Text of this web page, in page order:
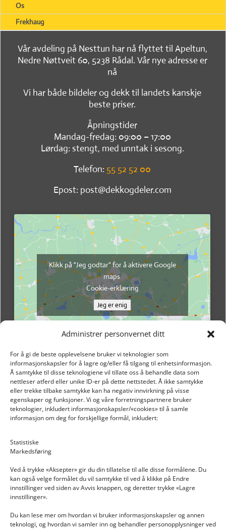
Administrer personvernet ditt
For å gi de beste opplevelsene bruker vi teknologier som
informasjonskapsler for å lagre og/eller få tilgang til enhetsinformasjon.
Å samtykke til disse teknologiene vil tillate oss å behandle data som
nettleser atferd eller unike ID-er på dette nettstedet. Å ikke samtykke
eller trekke tilbake samtykke kan ha negativ innvirkning på visse
egenskaper og funksjoner. Vi og våre forretningspartnere bruker
teknologier, inkludert informasjonskapsler/«cookies» til å samle
informasjon om deg for forskjellige formål, inkludert:
Statistiske
Markedsføring
Ved å trykke «Aksepter» gir du din tillatelse til alle disse formålene. Du
kan også velge formålet du vil samtykke til ved å klikke på Endre
innstillinger ved siden av Avvis knappen, og deretter trykke «Lagre
innstillinger».
Du kan lese mer om hvordan vi bruker informasjonskapsler og annen
teknologi, og hvordan vi samler inn og behandler personopplysninger ved
Os
Frekhaug
Vår avdeling på Nesttun har nå flyttet til Apeltun,
Nedre Nøttveit 60, 5238 Rådal. Vår nye adresse er
nå
Vi har både bildeler og dekk til landets kanskje
beste priser.
Åpningstider
Mandag-fredag: 09:00 – 17:00
Lørdag: stengt, med unntak i sesong.
Telefon: 55 52 52 00
Epost: post@dekkogdeler.com
Klikk på "Jeg godtar" for å aktivere Google
maps
Cookie-erklæring
Jeg er enig
INFORMASJON